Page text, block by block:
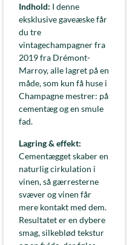
Indhold: I denne
eksklusive gaveæske får
du tre
vintagechampagner fra
2019 fra Drémont-
Marroy, alle lagret på en
måde, som kun få huse i
Champagne mestrer: på
cementæg og en smule
fad.
Lagring & effekt:
Cementægget skaber en
naturlig cirkulation i
vinen, så gærresterne
svæver og vinen får
mere kontakt med dem.
Resultatet er en dybere
smag, silkeblød tekstur